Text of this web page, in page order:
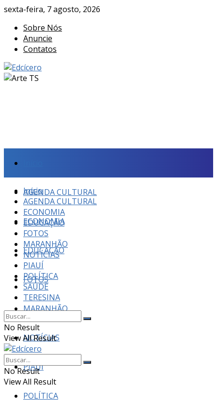
sexta-feira, 7 agosto, 2026
Sobre Nós
Anuncie
Contatos
AGENDA CULTURAL
ECONOMIA
EDUCAÇÃO
FOTOS
MARANHÃO
NOTÍCIAS
PIAUÍ
POLÍTICA
Início
AGENDA CULTURAL
ECONOMIA
EDUCAÇÃO
FOTOS
MARANHÃO
NOTÍCIAS
PIAUÍ
POLÍTICA
SAÚDE
TERESINA
No Result
View All Result
No Result
View All Result